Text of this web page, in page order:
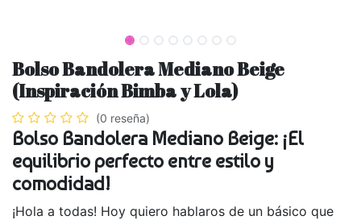
Bolso Bandolera Mediano Beige
(Inspiración Bimba y Lola)
(0 reseña)
Bolso Bandolera Mediano Beige: ¡El
equilibrio perfecto entre estilo y
comodidad!
¡Hola a todas! Hoy quiero hablaros de un básico que